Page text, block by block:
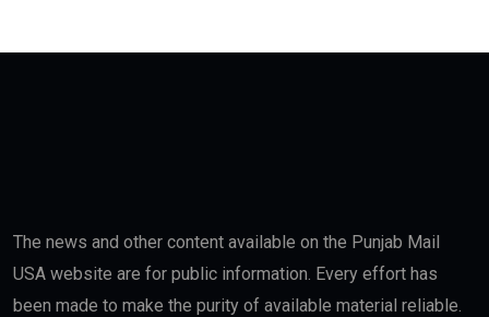
The news and other content available on the Punjab Mail
USA website are for public information. Every effort has
been made to make the purity of available material reliable.